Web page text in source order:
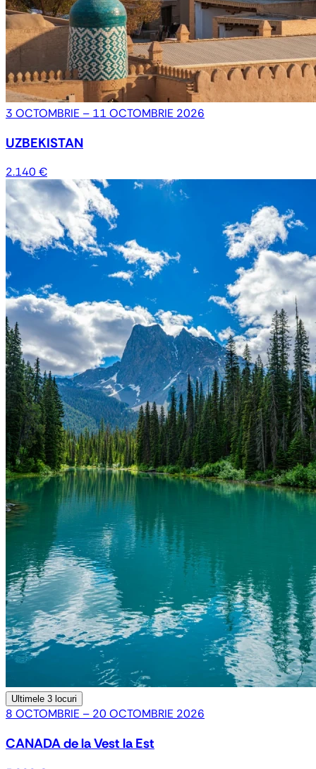
3 OCTOMBRIE – 11 OCTOMBRIE 2026
UZBEKISTAN
2.140 €
Ultimele 3 locuri
8 OCTOMBRIE – 20 OCTOMBRIE 2026
CANADA de la Vest la Est